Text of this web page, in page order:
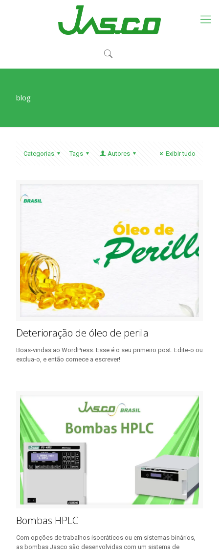
blog
Categorias Tags Autores Exibir tudo
Deterioração de óleo de perila
Boas-vindas ao WordPress. Esse é o seu primeiro post. Edite-o ou
exclua-o, e então comece a escrever!
Bombas HPLC
Com opções de trabalhos isocráticos ou em sistemas binários,
as bombas Jasco são desenvolvidas com um sistema de